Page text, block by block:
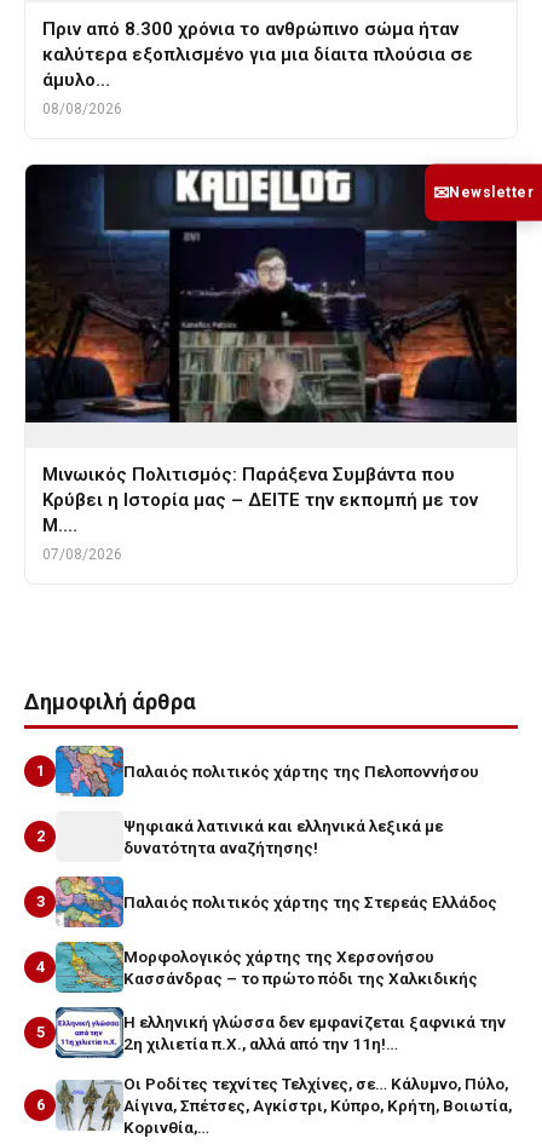
Πριν από 8.300 χρόνια το ανθρώπινο σώμα ήταν
καλύτερα εξοπλισμένο για μια δίαιτα πλούσια σε
άμυλο…
08/08/2026
Μινωικός Πολιτισμός: Παράξενα Συμβάντα που
Κρύβει η Ιστορία μας – ΔΕΙΤΕ την εκπομπή με τον
Μ.…
07/08/2026
Δημοφιλή άρθρα
1 Παλαιός πολιτικός χάρτης της Πελοποννήσου
2
Ψηφιακά λατινικά και ελληνικά λεξικά με
δυνατότητα αναζήτησης!
3 Παλαιός πολιτικός χάρτης της Στερεάς Ελλάδος
4
Μορφολογικός χάρτης της Χερσονήσου
Κασσάνδρας – το πρώτο πόδι της Χαλκιδικής
5
Η ελληνική γλώσσα δεν εμφανίζεται ξαφνικά την
2η χιλιετία π.Χ., αλλά από την 11η!…
6
Οι Ροδίτες τεχνίτες Τελχίνες, σε… Κάλυμνο, Πύλο,
Αίγινα, Σπέτσες, Αγκίστρι, Κύπρο, Κρήτη, Βοιωτία,
Κορινθία,…
✉Newsletter